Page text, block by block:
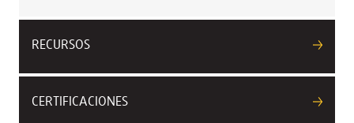
RECURSOS
CERTIFICACIONES